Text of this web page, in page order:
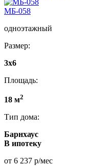
МБ-058
одноэтажный
Размер:
3x6
Площадь:
18 м2
Тип дома:
Барнхаус
В ипотеку
от 6 237 р/мес